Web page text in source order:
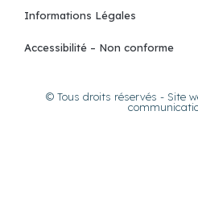
Informations Légales
Accessibilité – Non conforme
© Tous droits réservés - Site